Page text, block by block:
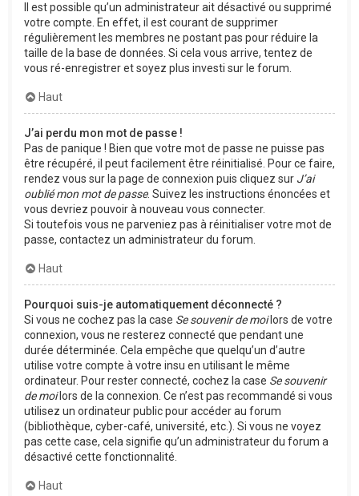
Il est possible qu’un administrateur ait désactivé ou supprimé
votre compte. En effet, il est courant de supprimer
régulièrement les membres ne postant pas pour réduire la
taille de la base de données. Si cela vous arrive, tentez de
vous ré-enregistrer et soyez plus investi sur le forum.
Haut
J’ai perdu mon mot de passe !
Pas de panique ! Bien que votre mot de passe ne puisse pas
être récupéré, il peut facilement être réinitialisé. Pour ce faire,
rendez vous sur la page de connexion puis cliquez sur J’ai
oublié mon mot de passe. Suivez les instructions énoncées et
vous devriez pouvoir à nouveau vous connecter.
Si toutefois vous ne parveniez pas à réinitialiser votre mot de
passe, contactez un administrateur du forum.
Haut
Pourquoi suis-je automatiquement déconnecté ?
Si vous ne cochez pas la case Se souvenir de moilors de votre
connexion, vous ne resterez connecté que pendant une
durée déterminée. Cela empêche que quelqu’un d’autre
utilise votre compte à votre insu en utilisant le même
ordinateur. Pour rester connecté, cochez la case Se souvenir
de moilors de la connexion. Ce n’est pas recommandé si vous
utilisez un ordinateur public pour accéder au forum
(bibliothèque, cyber-café, université, etc.). Si vous ne voyez
pas cette case, cela signifie qu’un administrateur du forum a
désactivé cette fonctionnalité.
Haut